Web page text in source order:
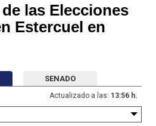
las Elecciones
Estercuel en
SENADO
Actualizado a las: 13:56 h.